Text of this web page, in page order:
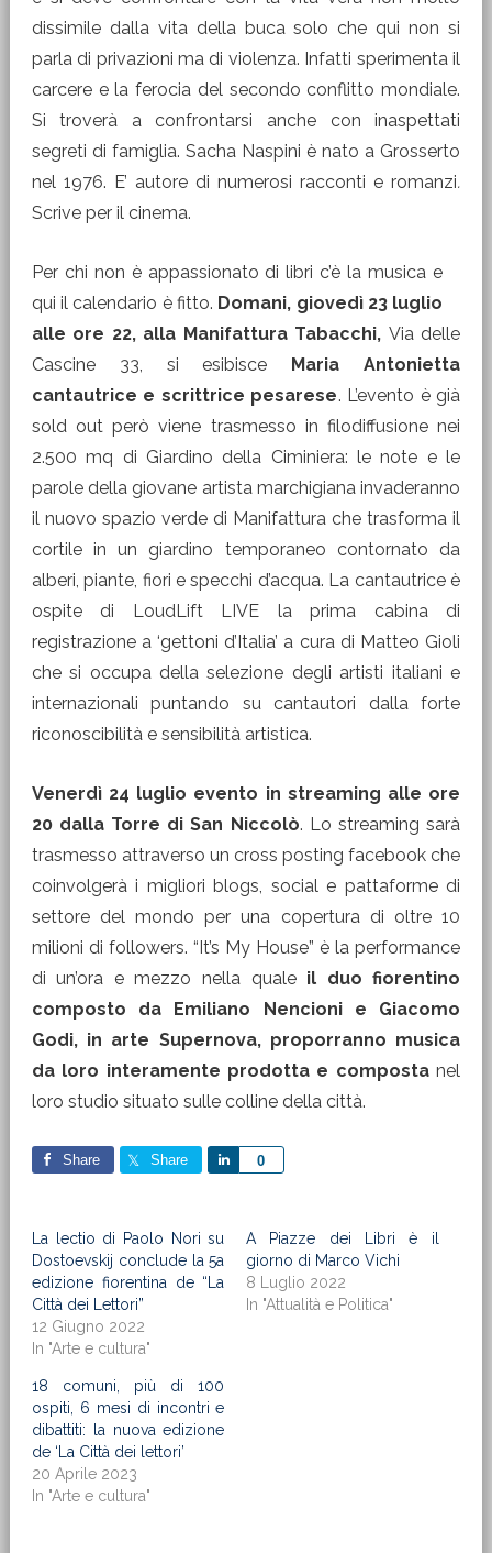
dissimile dalla vita della buca solo che qui non si
parla di privazioni ma di violenza. Infatti sperimenta il
carcere e la ferocia del secondo conflitto mondiale.
Si troverà a confrontarsi anche con inaspettati
segreti di famiglia. Sacha Naspini è nato a Grosserto
nel 1976. E’ autore di numerosi racconti e romanzi.
Scrive per il cinema.
Per chi non è appassionato di libri c’è la musica e
qui il calendario è fitto. Domani, giovedì 23 luglio
alle ore 22, alla Manifattura Tabacchi, Via delle
Cascine 33, si esibisce Maria Antonietta
cantautrice e scrittrice pesarese. L’evento è già
sold out però viene trasmesso in filodiffusione nei
2.500 mq di Giardino della Ciminiera: le note e le
parole della giovane artista marchigiana invaderanno
il nuovo spazio verde di Manifattura che trasforma il
cortile in un giardino temporaneo contornato da
alberi, piante, fiori e specchi d’acqua. La cantautrice è
ospite di LoudLift LIVE la prima cabina di
registrazione a ‘gettoni d’Italia’ a cura di Matteo Gioli
che si occupa della selezione degli artisti italiani e
internazionali puntando su cantautori dalla forte
riconoscibilità e sensibilità artistica.
Venerdì 24 luglio evento in streaming alle ore
20 dalla Torre di San Niccolò. Lo streaming sarà
trasmesso attraverso un cross posting facebook che
coinvolgerà i migliori blogs, social e pattaforme di
settore del mondo per una copertura di oltre 10
milioni di followers. “It’s My House” è la performance
di un’ora e mezzo nella quale il duo fiorentino
composto da Emiliano Nencioni e Giacomo
Godi, in arte Supernova, proporranno musica
da loro interamente prodotta e compostanel
loro studio situato sulle colline della città.
Share Share 0
Share
La lectio di Paolo Nori su
Dostoevskij conclude la 5a
edizione fiorentina de “La
Città dei Lettori”
12 Giugno 2022
In "Arte e cultura"
A Piazze dei Libri è il
giorno di Marco Vichi
8 Luglio 2022
In "Attualità e Politica"
18 comuni, più di 100
ospiti, 6 mesi di incontri e
dibattiti: la nuova edizione
de ‘La Città dei lettori’
20 Aprile 2023
In "Arte e cultura"